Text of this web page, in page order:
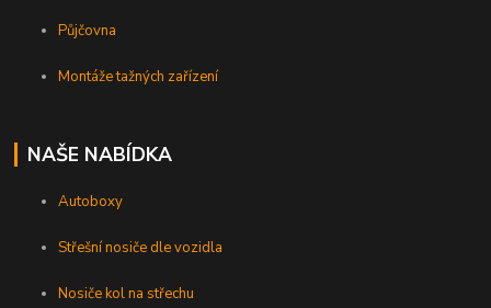
Půjčovna
Montáže tažných zařízení
NAŠE NABÍDKA
Autoboxy
Střešní nosiče dle vozidla
Nosiče kol na střechu